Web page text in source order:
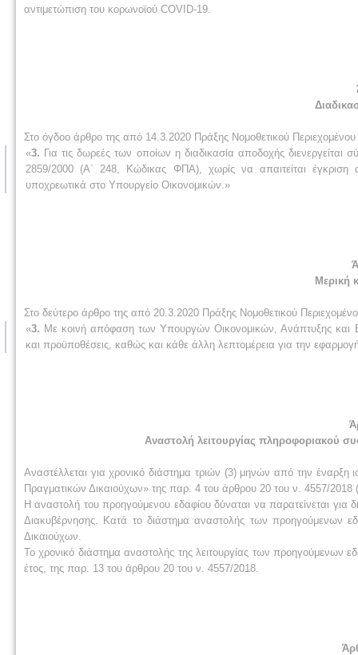
αντιμετώπιση του κορωνοϊού COVID-19.
Στο όγδοο άρθρο της από 14.3.2020 Πράξης Νομοθετικού
«3. Για τις δωρεές των οποίων η διαδικασία αποδοχής
2859/2000 (Α΄ 248, Κώδικας ΦΠΑ), χωρίς να απαιτείται
υποχρεωτικά στο Υπουργείο Οικονομικών.»
Μερική
Στο δεύτερο άρθρο της από 20.3.2020 Πράξης Νομοθετικού
«3. Με κοινή απόφαση των Υπουργών Οικονομικών, Ανάπτυξης και
και προϋποθέσεις, καθώς και κάθε άλλη λεπτομέρεια για την
Αναστολή λειτουργίας πληροφοριακού
Αναστέλλεται για χρονικό διάστημα τριών (3) μηνών από την
Πραγματικών Δικαιούχων» της παρ. 4 του άρθρου 20 του ν. 4557/2018
Η αναστολή του προηγούμενου εδαφίου δύναται να παρατείνεται
Διακυβέρνησης. Κατά το διάστημα αναστολής των προηγούμενων
Δικαιούχων.
Το χρονικό διάστημα αναστολής της λειτουργίας των προηγούμενων
έτος, της παρ. 13 του άρθρου 20 του ν. 4557/2018.